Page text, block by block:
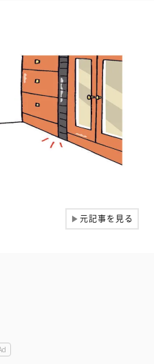
▶元記事を見る